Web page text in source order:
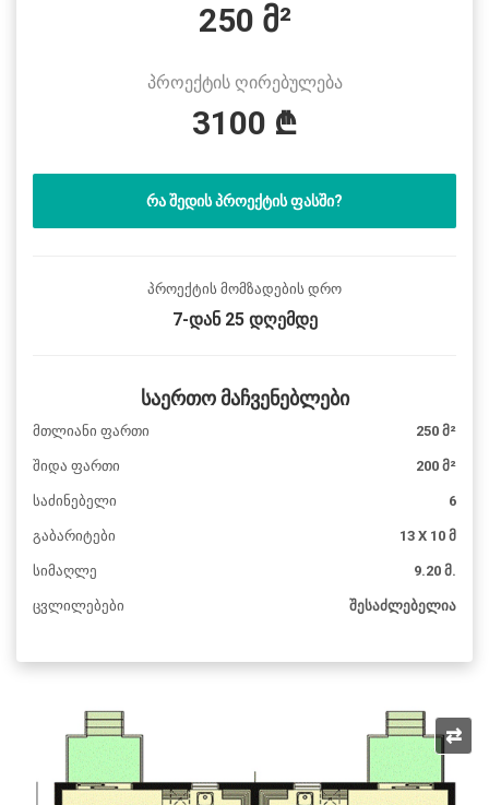
250 მ²
პროექტის ღირებულება
3100 ₾
ᲠᲐ ᲨᲔᲓᲘᲡ ᲞᲠᲝᲔᲥᲢᲘᲡ ᲤᲐᲡᲨᲘ?
პროექტის მომზადების დრო
7-დან 25 დღემდე
საერთო მაჩვენებლები
მთლიანი ფართი 250 მ²
შიდა ფართი 200 მ²
საძინებელი 6
გაბარიტები 13 X 10 მ
სიმაღლე 9.20 მ.
ცვლილებები შესაძლებელია
⇄